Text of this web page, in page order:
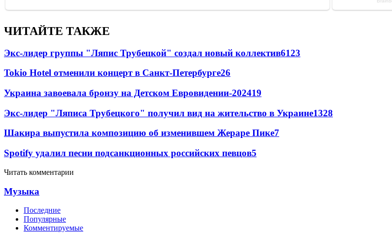
ЧИТАЙТЕ ТАКЖЕ
Экс-лидер группы "Ляпис Трубецкой" создал новый коллектив6123
Tokio Hotel отменили концерт в Санкт-Петербурге26
Украина завоевала бронзу на Детском Евровидении-202419
Экс-лидер "Ляписа Трубецкого" получил вид на жительство в Украине1328
Шакира выпустила композицию об изменившем Жераре Пике7
Spotify удалил песни подсанкционных российских певцов5
Читать комментарии
Музыка
Последние
Популярные
Комментируемые